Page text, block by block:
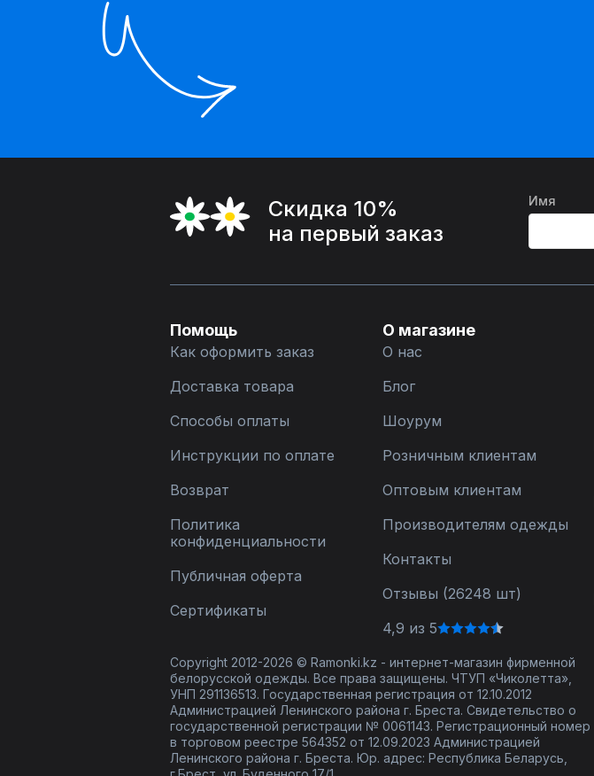
Скидка 10%
на первый заказ
Имя
Помощь
Как оформить заказ
Доставка товара
Способы оплаты
Инструкции по оплате
Возврат
Политика
конфиденциальности
Публичная оферта
Сертификаты
О магазине
О нас
Блог
Шоурум
Розничным клиентам
Оптовым клиентам
Производителям одежды
Контакты
Отзывы (26248 шт)
4,9 из 5
Copyright 2012-2026 © Ramonki.kz - интернет-магазин фирменной
белорусской одежды. Все права защищены. ЧТУП «Чиколетта»,
УНП 291136513. Государственная регистрация от 12.10.2012
Администрацией Ленинского района г. Бреста. Свидетельство о
государственной регистрации № 0061143. Регистрационный номер
в торговом реестре 564352 от 12.09.2023 Администрацией
Ленинского района г. Бреста. Юр. адрес: Республика Беларусь,